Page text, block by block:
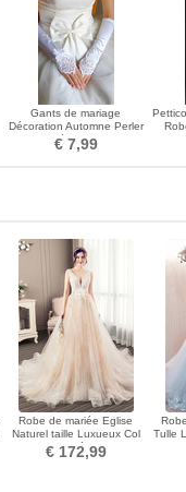
Gants de mariage
Décoration Automne Perler
Approprié Salle Vintage
€ 7,99
Robe de mariée Eglise
Naturel taille Luxueux Col
en V Foncé Laçage
€ 172,99
Tulle